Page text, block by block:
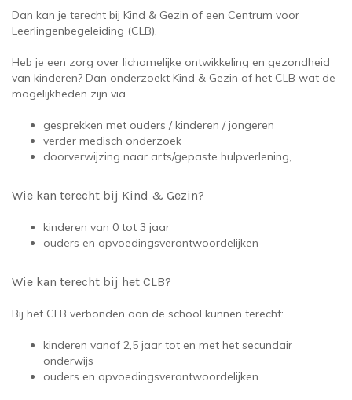
Dan kan je terecht bij Kind & Gezin of een Centrum voor
Leerlingenbegeleiding (CLB).
Heb je een zorg over lichamelijke ontwikkeling en gezondheid
van kinderen? Dan onderzoekt Kind & Gezin of het CLB wat de
mogelijkheden zijn via
gesprekken met ouders / kinderen / jongeren
verder medisch onderzoek
doorverwijzing naar arts/gepaste hulpverlening, …
Wie kan terecht bij Kind & Gezin?
kinderen van 0 tot 3 jaar
ouders en opvoedingsverantwoordelijken
Wie kan terecht bij het CLB?
Bij het CLB verbonden aan de school kunnen terecht:
kinderen vanaf 2,5 jaar tot en met het secundair
onderwijs
ouders en opvoedingsverantwoordelijken